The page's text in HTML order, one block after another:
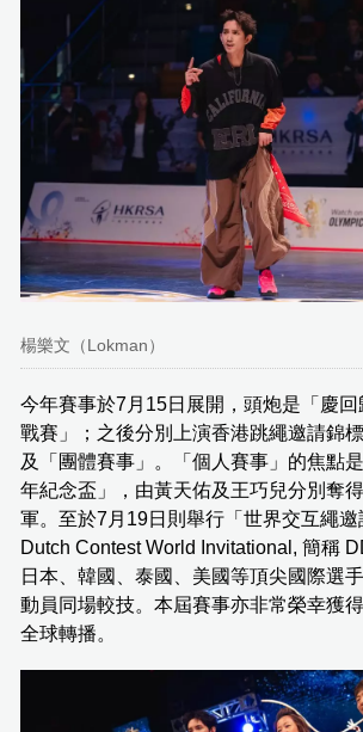
楊樂文（Lokman）
今年賽事於7月15日展開，頭炮是「慶
戰賽」；之後分別上演香港跳繩邀請錦
及「團體賽事」。「個人賽事」的焦點
年紀念盃」，由黃天佑及王巧兒分別奪
軍。至於7月19日則舉行「世界交互繩
Dutch Contest World Invitational, 簡稱
日本、韓國、泰國、美國等頂尖國際選
動員同場較技。本屆賽事亦非常榮幸獲
全球轉播。